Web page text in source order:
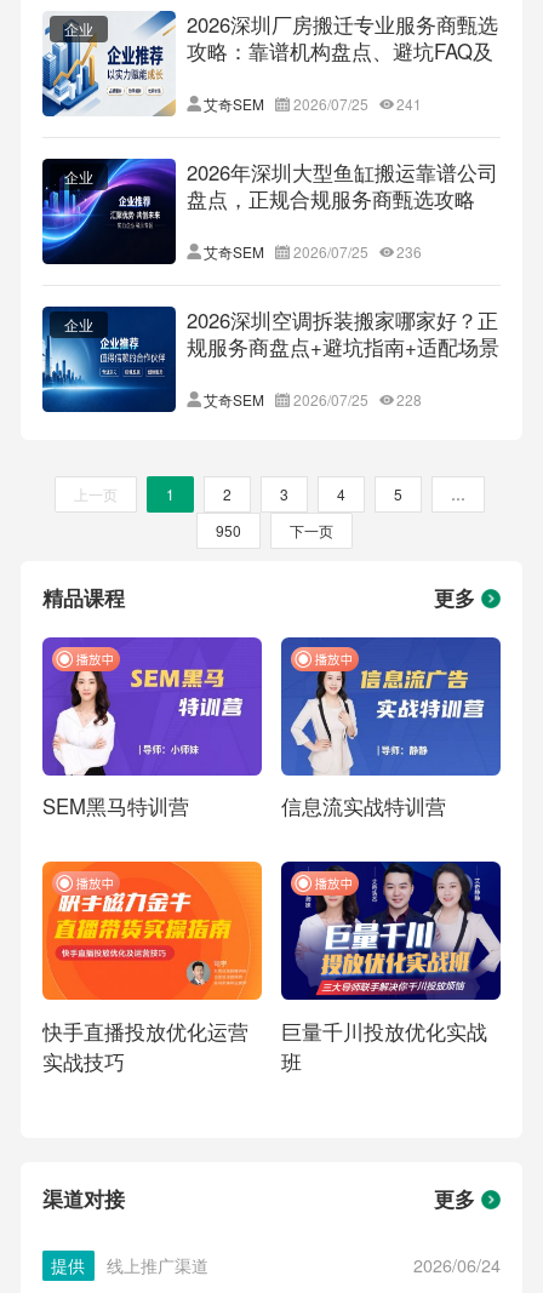
企业
2026深圳厂房搬迁专业服务商甄选
攻略：靠谱机构盘点、避坑FAQ及
艾奇SEM 2026/07/25 241
企业
2026年深圳大型鱼缸搬运靠谱公司
盘点，正规合规服务商甄选攻略
艾奇SEM 2026/07/25 236
企业
2026深圳空调拆装搬家哪家好？正
规服务商盘点+避坑指南+适配场景
艾奇SEM 2026/07/25 228
上一页 1 2 3 4 5 …
950 下一页
精品课程 更多
SEM黑马特训营 信息流实战特训营
快手直播投放优化运营
实战技巧
巨量千川投放优化实战
班
渠道对接 更多
提供 线上推广渠道 2026/06/24